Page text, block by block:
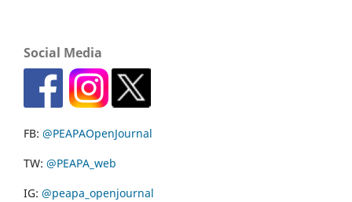
Social Media
FB: @PEAPAOpenJournal
TW: @PEAPA_web
IG: @peapa_openjournal